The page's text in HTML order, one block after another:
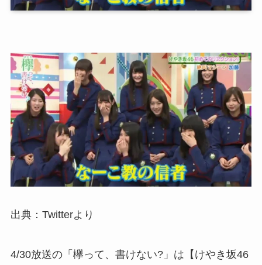
出典：Twitterより
4/30放送の「欅って、書けない?」は【けやき坂46